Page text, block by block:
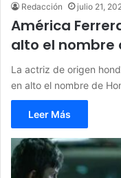
Redacción julio 21,
América
alto el nombre
La actriz de origen
en alto el nombre de
Leer Más